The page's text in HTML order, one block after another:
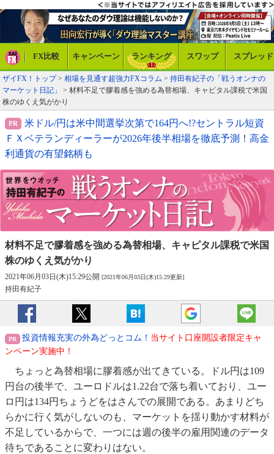
FX比較 キャンペーン ランキング スワップ スプレッド
ザイFX！トップ> 相場を見通す超強力FXコラム > 持田有紀子の「戦うオンナの
マーケット日記」
> 材料不足で膠着感を強める為替相場、キャピタル課税で米国
株のゆくえ気がかり
米ドル/円は米中間選挙次第で164円へ!?セントラル短資
ＦＸベテランディーラーが2026年後半相場を徹底予測！高金
利通貨の有望銘柄も
材料不足で膠着感を強める為替相場、 キャピタル課税で米国
株のゆくえ気がかり
2021年06月03日(木)15:29公開 [2021年06月03日(木)15:29更新]
持田有紀子
投資情報充実の外為どっとコム！ 当サイト口座開設者限定キャ
ンペーン実施中！
ちょっと為替相場に膠着感が出てきている。ドル円は109
円台の後半で、ユーロドルは1.22台で落ち着いており、ユー
ロ円は134円ちょうどをはさんでの展開である。あまりどち
らかに行く気がしないのも、マーケットを揺り動かす材料が
不足しているからで、一つには週の後半の雇用関連のデータ
待ちであることに変わりはない。